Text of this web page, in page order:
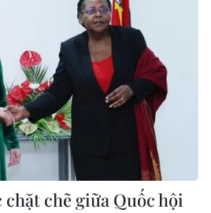
chẽ giữa Quốc hội